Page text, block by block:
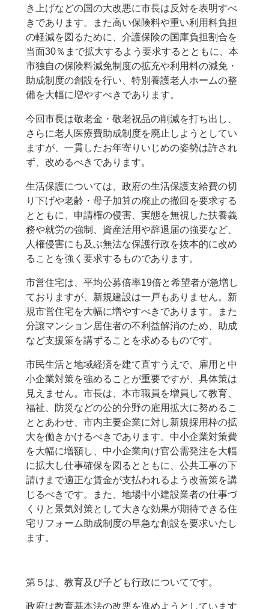
き上げなどの国の大改悪に市長は反対を表明すべ
きであります。また高い保険料や重い利用料負担
の軽減を図るために、介護保険の国庫負担割合を
当面30％まで拡大するよう要求するとともに、本
市独自の保険料減免制度の拡充や利用料の減免・
助成制度の創設を行い、特別養護老人ホームの整
備を大幅に増やすべきであります。
今回市長は敬老金・敬老祝品の削減を打ち出し、
さらに老人医療費助成制度を廃止しようとしてい
ますが、一貫したお年寄りいじめの姿勢は許され
ず、改めるべきであります。
生活保護については、政府の生活保護支給費の切
り下げや老齢・母子加算の廃止の撤回を要求する
とともに、申請権の侵害、実態を無視した扶養義
務や就労の強制、資産活用や辞退届の強要など、
人権侵害にも及ぶ無法な保護行政を抜本的に改め
ることを強く要求するものであります。
市営住宅は、平均公募倍率19倍と希望者が急増し
ておりますが、新規建設は一戸もありません。新
規市営住宅を大幅に増やすべきであります。また
分譲マンション居住者の不利益解消のため、助成
など支援策を講ずることを求めるものです。
市民生活と地域経済を建て直すうえで、雇用と中
小企業対策を強めることが重要ですが、具体策は
見えません。市長は、本市職員を増員して教育、
福祉、防災などの公的分野の雇用拡大に努めるこ
ととあわせ、市内主要企業に対し新規採用枠の拡
大を働きかけるべきであります。中小企業対策費
を大幅に増額し、中小企業向け官公需発注を大幅
に拡大し仕事確保を図るとともに、公共工事の下
請けまで適正な賃金が支払われるよう改善策を講
じるべきです。また、地場中小建設業者の仕事づ
くりと景気対策として大きな効果が期待できる住
宅リフォーム助成制度の早急な創設を要求いたし
ます。
第５は、教育及び子ども行政についてです。
政府は教育基本法の改悪を進めようとしています